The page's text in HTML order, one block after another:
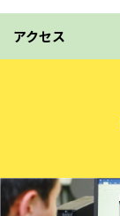
アクセス